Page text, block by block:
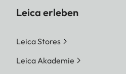
Leica erleben
Leica Stores
Leica Akademie